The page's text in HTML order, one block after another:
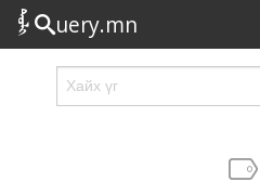
uery.mn
Сонирхолтой